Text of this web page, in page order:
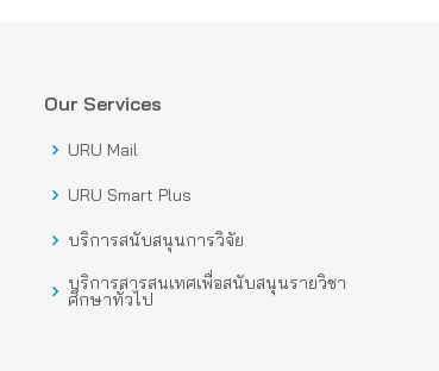
Our Services
URU Mail
URU Smart Plus
บริการสนับสนุนการวิจัย
บริการสารสนเทศเพื่อสนับสนุนรายวิชา
ศึกษาทั่วไป